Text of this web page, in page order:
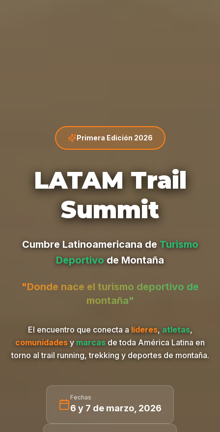
Primera Edición 2026
LATAM Trail
Summit
Cumbre Latinoamericana de Turismo
Deportivo de Montaña
"Donde nace el turismo deportivo de
montaña"
El encuentro que conecta a líderes, atletas,
comunidades y marcas de toda América Latina en
torno al trail running, trekking y deportes de montaña.
Fechas
6 y 7 de marzo, 2026